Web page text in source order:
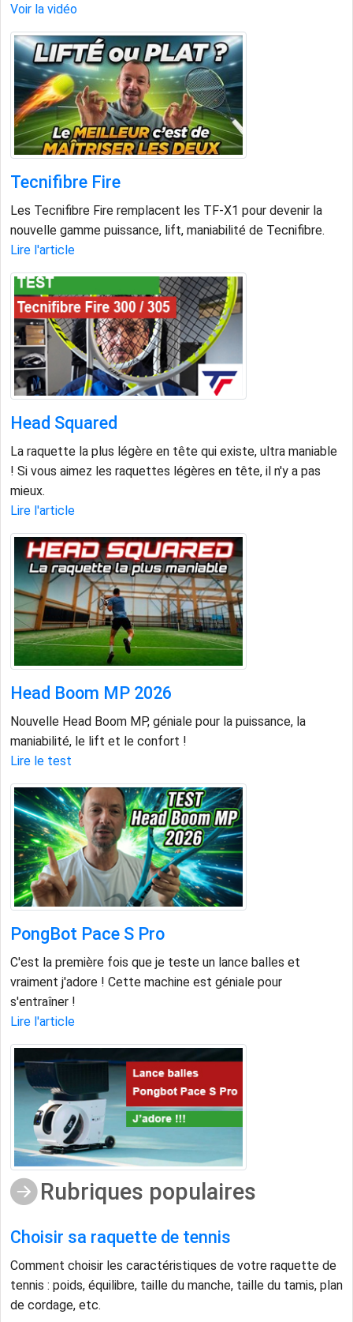
Voir la vidéo
Tecnifibre Fire
Les Tecnifibre Fire remplacent les TF-X1 pour devenir la
nouvelle gamme puissance, lift, maniabilité de Tecnifibre.
Lire l'article
Head Squared
La raquette la plus légère en tête qui existe, ultra maniable
! Si vous aimez les raquettes légères en tête, il n'y a pas
mieux.
Lire l'article
Head Boom MP 2026
Nouvelle Head Boom MP, géniale pour la puissance, la
maniabilité, le lift et le confort !
Lire le test
PongBot Pace S Pro
C'est la première fois que je teste un lance balles et
vraiment j'adore ! Cette machine est géniale pour
s'entraîner !
Lire l'article
Rubriques populaires
Choisir sa raquette de tennis
Comment choisir les caractéristiques de votre raquette de
tennis : poids, équilibre, taille du manche, taille du tamis, plan
de cordage, etc.